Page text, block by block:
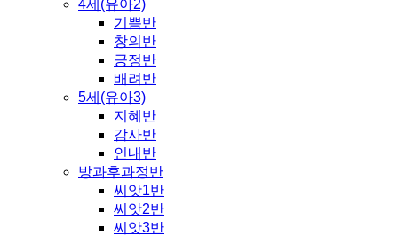
4세(유아2)
기쁨반
창의반
긍정반
배려반
5세(유아3)
지혜반
감사반
인내반
방과후과정반
씨앗1반
씨앗2반
씨앗3반